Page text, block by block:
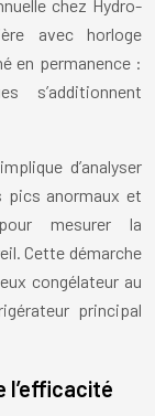
chez Hydro-
avec horloge
en permanence :
s’additionnent
d’analyser
pics anormaux et
mesurer la
Cette démarche
congélateur au
principal
l’efficacité